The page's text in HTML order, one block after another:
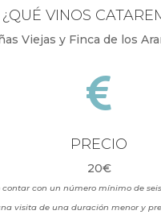
¿QUÉ VINOS
Viejas y Finca de los

PRECIO
20€
contar con un número mínimo de
visita de una duración menor y